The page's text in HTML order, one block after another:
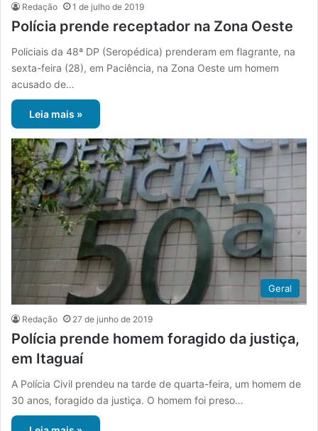
Redação 1 de julho de 2019
Polícia prende receptador na Zona Oeste
Policiais da 48ª DP (Seropédica) prenderam em flagrante, na
sexta-feira (28), em Paciência, na Zona Oeste um homem
acusado de…
Leia mais »
Geral
Redação 27 de junho de 2019
Polícia prende homem foragido da justiça,
em Itaguaí
A Polícia Civil prendeu na tarde de quarta-feira, um homem de
30 anos, foragido da justiça. O homem foi preso…